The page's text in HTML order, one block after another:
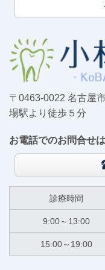
〒0463-0022 名古屋
場駅より徒歩５分
お電話でのお問合せ
診療時間
9:00～13:00
15:00～19:00